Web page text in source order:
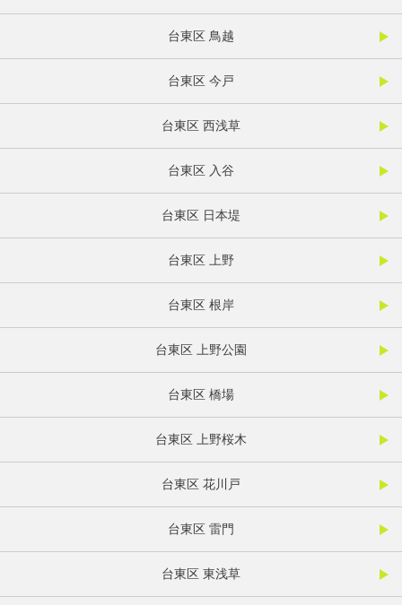
台東区 鳥越
台東区 今戸
台東区 西浅草
台東区 入谷
台東区 日本堤
台東区 上野
台東区 根岸
台東区 上野公園
台東区 橋場
台東区 上野桜木
台東区 花川戸
台東区 雷門
台東区 東浅草